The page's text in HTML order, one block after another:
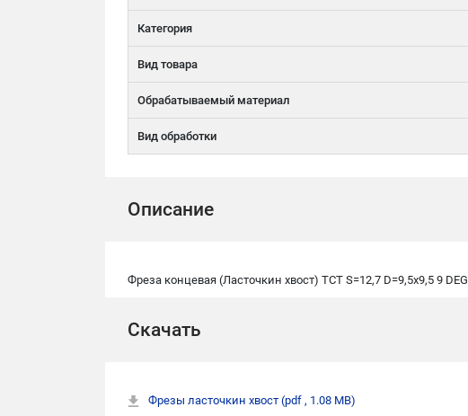
Категория
Вид товара
Обрабатываемый материал
Вид обработки
Описание
Фреза концевая (Ласточкин хвост) TCT S=12,7 D=9,5x9,5 9 DEG
Скачать
Фрезы ласточкин хвост (pdf , 1.08 MB)